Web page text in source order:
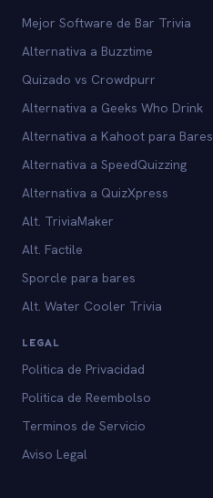
Mejor Software de Bar Trivia
Alternativa a Buzztime
Quizado vs Crowdpurr
Alternativa a Geeks Who Drink
Alternativa a Kahoot para Bares
Alternativa a SpeedQuizzing
Alternativa a QuizXpress
Alt. TriviaMaker
Alt. Factile
Sporcle para bares
Alt. Water Cooler Trivia
LEGAL
Politica de Privacidad
Politica de Reembolso
Terminos de Servicio
Aviso Legal